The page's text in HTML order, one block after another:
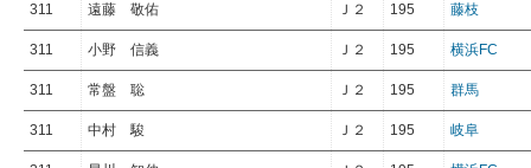
311 遠藤 敬佑 Ｊ２ 195 藤枝
311 小野 信義 Ｊ２ 195 横浜FC
311 常盤 聡 Ｊ２ 195 群馬
311 中村 駿 Ｊ２ 195 岐阜